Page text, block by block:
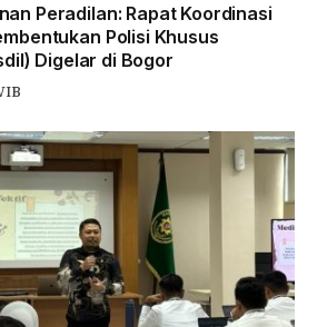
Peradilan: Rapat Koordinasi
Polisi Khusus
Digelar di Bogor